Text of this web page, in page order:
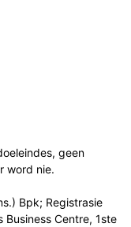
geen
word nie.
Bpk; Registrasie
Centre, 1ste